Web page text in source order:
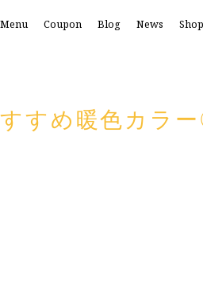
Menu Coupon Blog News
すめ暖色カラ